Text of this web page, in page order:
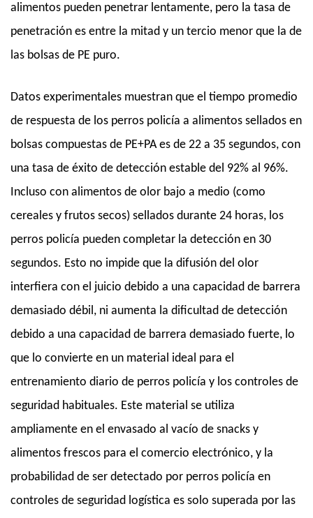
alimentos pueden penetrar lentamente, pero la tasa de
penetración es entre la mitad y un tercio menor que la de
las bolsas de PE puro.
Datos experimentales muestran que el tiempo promedio
de respuesta de los perros policía a alimentos sellados en
bolsas compuestas de PE+PA es de 22 a 35 segundos, con
una tasa de éxito de detección estable del 92% al 96%.
Incluso con alimentos de olor bajo a medio (como
cereales y frutos secos) sellados durante 24 horas, los
perros policía pueden completar la detección en 30
segundos. Esto no impide que la difusión del olor
interfiera con el juicio debido a una capacidad de barrera
demasiado débil, ni aumenta la dificultad de detección
debido a una capacidad de barrera demasiado fuerte, lo
que lo convierte en un material ideal para el
entrenamiento diario de perros policía y los controles de
seguridad habituales. Este material se utiliza
ampliamente en el envasado al vacío de snacks y
alimentos frescos para el comercio electrónico, y la
probabilidad de ser detectado por perros policía en
controles de seguridad logística es solo superada por las